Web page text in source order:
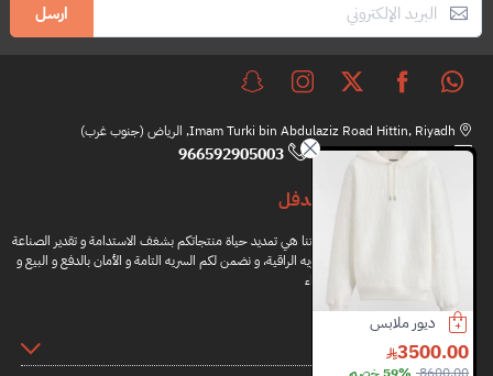
ديور ملابس
3500.00
ارسل
Imam Turki bin Abdulaziz Road Hittin, Riyadh, الرياض (جنوب غرب)
hi@brandfull.com
966592905003
براندفل
مهمتنا هي تمديد حياة منتجاتكم بشغف الاستدامة و تقدير الصناعة
اليدويه الراقية، و نضمن لكم السريه التامة و الأمان بالدفع و البيع و
الشراء
المعلومات